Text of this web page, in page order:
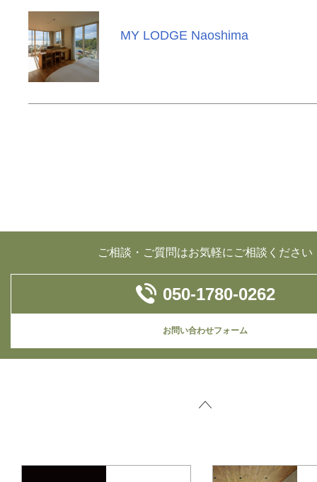
MY LODGE Naoshima
ご相談・ご質問はお気軽にご相談ください
050-1780-0262
お問い合わせフォーム